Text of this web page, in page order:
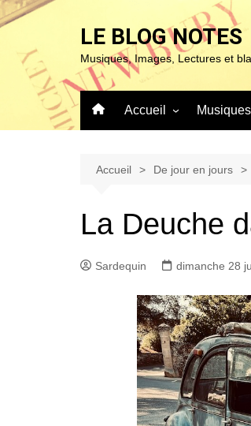
Aller
au
contenu
LE BLOG NOTES
Musiques, Images, Lectures et
Accueil
Mentions Légales
Musiques
Blues &
Classique
Pop –
Roots
autres)
Accueil De jour en jours
La Deuche
Sardequin dimanche 28